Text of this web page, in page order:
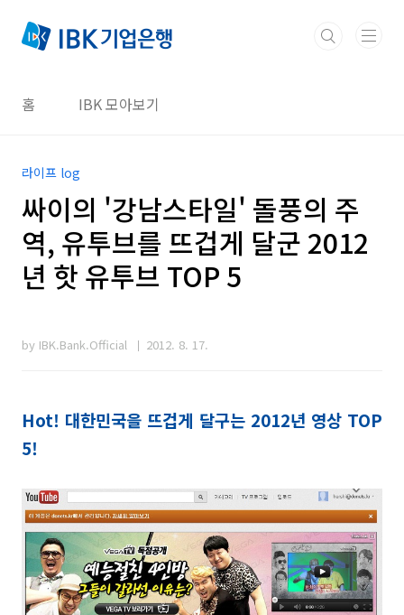
홈 IBK 모아보기
라이프 log
싸이의 '강남스타일' 돌풍의 주
역, 유투브를 뜨겁게 달군 2012
년 핫 유투브 TOP 5
by IBK.Bank.Official 2012. 8. 17.
Hot! 대한민국을 뜨겁게 달구는 2012년 영상 TOP
5!